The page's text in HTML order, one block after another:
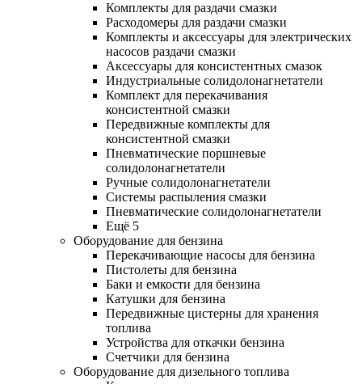
Комплекты для раздачи смазки
Расходомеры для раздачи смазки
Комплекты и аксессуары для электрических
насосов раздачи смазки
Аксессуары для консистентных смазок
Индустриальные солидолонагнетатели
Комплект для перекачивания
консистентной смазки
Передвижные комплекты для
консистентной смазки
Пневматические поршневые
солидолонагнетатели
Ручные солидолонагнетатели
Системы распыления смазки
Пневматические солидолонагнетатели
Ещё 5
Оборудование для бензина
Перекачивающие насосы для бензина
Пистолеты для бензина
Баки и емкости для бензина
Катушки для бензина
Передвижные цистерны для хранения
топлива
Устройства для откачки бензина
Счетчики для бензина
Оборудование для дизельного топлива